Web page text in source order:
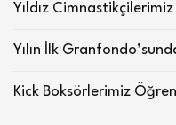
Yıldız
Yılın İlk
Kick Boksörlerimiz